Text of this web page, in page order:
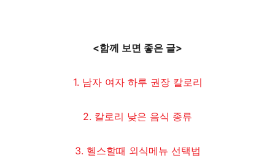
<함께 보면 좋은 글>
1. 남자 여자 하루 권장 칼로리
2. 칼로리 낮은 음식 종류
3. 헬스할때 외식메뉴 선택법